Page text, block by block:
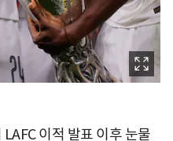
이적 발표 이후 눈물